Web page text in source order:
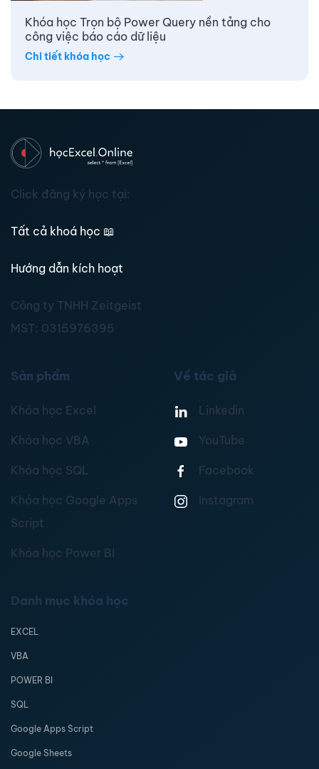
Khóa học Trọn bộ Power Query nền tảng cho
công việc báo cáo dữ liệu
Chi tiết khóa học
Click đăng ký học tại:
Tất cả khoá học 📖
Hướng dẫn kích hoạt
Công ty TNHH Zeitgeist
MST: 0315976395
Sản phẩm
Khóa học Excel
Khóa học VBA
Khóa học SQL
Khóa học Google Apps
Script
Khóa học Power BI
Về tác giả
Linkedin
YouTube
Facebook
Instagram
Danh mục khóa học
EXCEL
VBA
POWER BI
SQL
Google Apps Script
Google Sheets